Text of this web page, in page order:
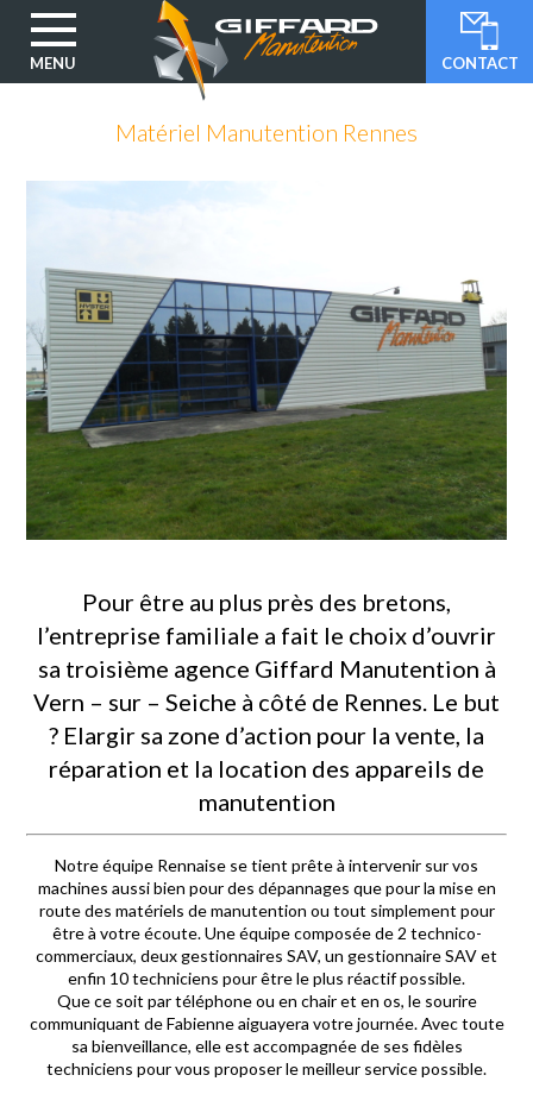
MENU CONTACT
Matériel Manutention Rennes
Pour être au plus près des bretons,
l’entreprise familiale a fait le choix d’ouvrir
sa troisième agence Giffard Manutention à
Vern – sur – Seiche à côté de Rennes. Le but
? Elargir sa zone d’action pour la vente, la
réparation et la location des appareils de
manutention
Notre équipe Rennaise se tient prête à intervenir sur vos
machines aussi bien pour des dépannages que pour la mise en
route des matériels de manutention ou tout simplement pour
être à votre écoute. Une équipe composée de 2 technico-
commerciaux, deux gestionnaires SAV, un gestionnaire SAV et
enfin 10 techniciens pour être le plus réactif possible.
Que ce soit par téléphone ou en chair et en os, le sourire
communiquant de Fabienne aiguayera votre journée. Avec toute
sa bienveillance, elle est accompagnée de ses fidèles
techniciens pour vous proposer le meilleur service possible.